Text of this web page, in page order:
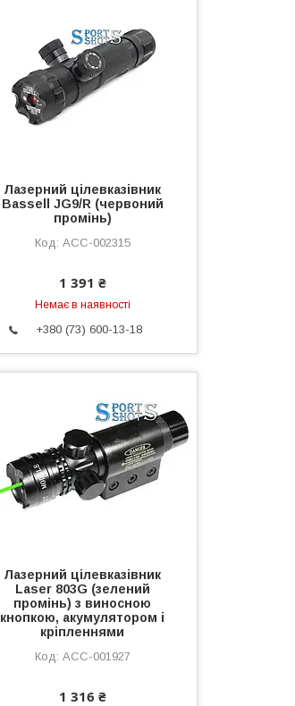
Лазерний цілевказівник
Bassell JG9/R (червоний
промінь)
ACC-002315
1 391 ₴
Немає в наявності
+380 (73) 600-13-18
Лазерний цілевказівник
Laser 803G (зелений
промінь) з виносною
кнопкою, акумулятором і
кріпленнями
ACC-001927
1 316 ₴